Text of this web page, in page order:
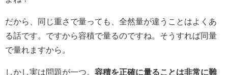
だから、同じ重さで量っても、全然量が違うことはよくあ
る話です。ですから容積で量るのですね。そうすれば同量
で量れますから。
しかし実は問題が一つ。 容積を正確に量ることは非常に難